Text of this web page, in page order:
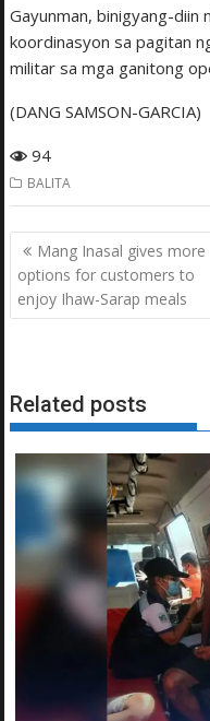
Gayunman, binigyang-diin
koordinasyon sa pagitan
militar sa mga ganitong
(DANG SAMSON-GARCIA)
94
BALITA
Post
navigation
Mang Inasal gives more
options for customers to
enjoy Ihaw-Sarap meals
Related posts